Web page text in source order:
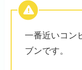
一番近いコン
ブンです。